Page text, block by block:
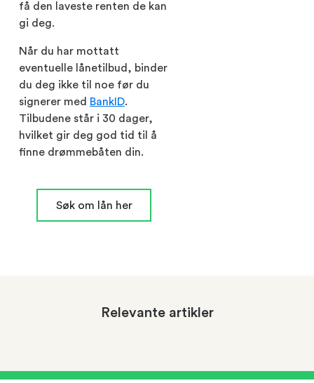
få den laveste renten de kan
gi deg.
Når du har mottatt
eventuelle lånetilbud, binder
du deg ikke til noe før du
signerer med BankID.
Tilbudene står i 30 dager,
hvilket gir deg god tid til å
finne drømmebåten din.
Søk om lån her
Relevante artikler